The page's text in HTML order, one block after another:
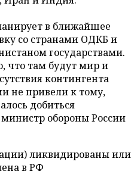
в ближайшее
со странами ОДКБ и
государствами.
что там будут мир и
контингента
не привели к тому,
добиться
министр обороны России
ликвидированы или
в РФ